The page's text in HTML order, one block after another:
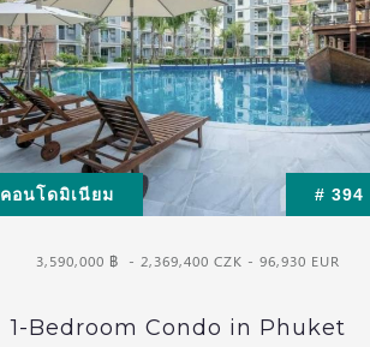
คอนโดมิเนียม # 394
3,590,000 ฿ - 2,369,400 CZK - 96,930 EUR
1-Bedroom Condo in Phuket